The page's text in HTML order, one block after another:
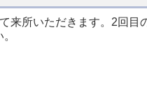
来所いただきます。2回